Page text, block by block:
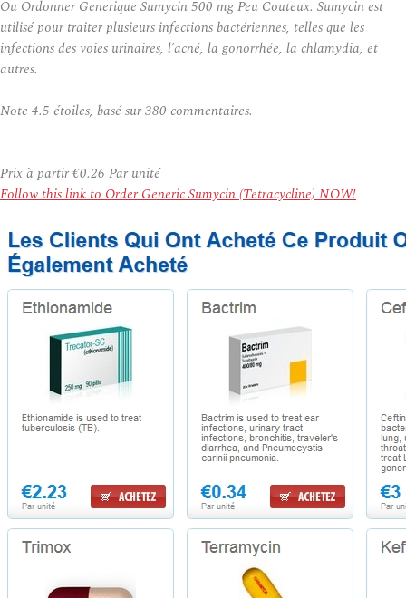
Ou Ordonner Generique Sumycin 500 mg Peu Couteux. Sumycin est
utilisé pour traiter plusieurs infections bactériennes, telles que les
infections des voies urinaires, l’acné, la gonorrhée, la chlamydia, et
autres.
Note 4.5 étoiles, basé sur380 commentaires.
Prix à partir€0.26 Par unité
Follow this link to Order Generic Sumycin (Tetracycline) NOW!